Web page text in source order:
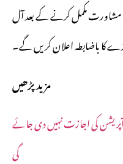
مکمل کرنے کے بعد آل
کا باضابطہ اعلان کریں گے۔
مزید پڑھیں
آپریشن کی اجازت نہیں دی جائے
گی